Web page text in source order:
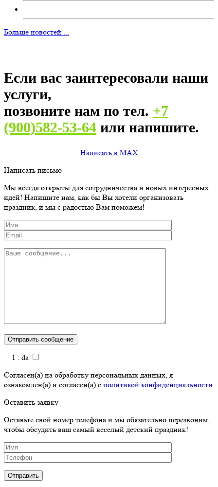
Больше новостей ...
Если вас заинтересовали наши
услуги,
позвоните нам по тел. +7
(900)582-53-64 или напишите.
Написать в MAX
Написать письмо
Мы всегда открыты для сотрудничества и новых интересных
идей! Напишите нам, как бы Вы хотели организовать
праздник, и мы с радостью Вам поможем!
1 : da
Согласен(а) на обработку персональных данных, я
ознакомлен(а) и согласен(а) с политикой конфиденциальности
Оставить заявку
Оставьте свой номер телефона и мы обязательно перезвоним,
чтобы обсудить ваш самый веселый детский праздник!